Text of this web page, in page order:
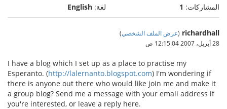
المشاركات: 1 لغة: English
richardhall
(عرض الملف الشخصي)
28 أبريل، 2007 12:15:04 ص
I have a blog which I set up as a place to practise my
Esperanto. (http://lalernanto.blogspot.com) I'm wondering if
there is anyone out there who would like join me and make it
a group blog? Send me a message with your email address if
you're interested, or leave a reply here.